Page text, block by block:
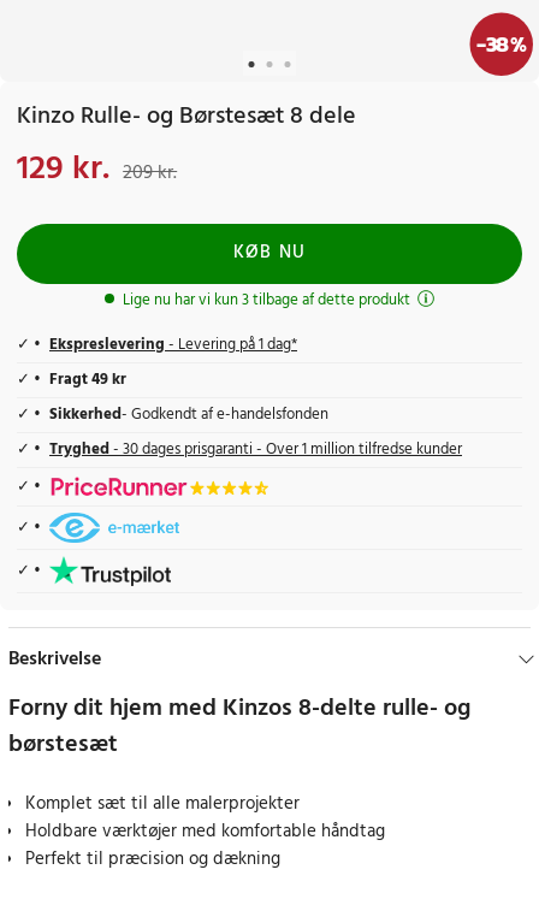
-38%
Kinzo Rulle- og Børstesæt 8 dele
Nuværende pris
129 kr. 209 kr.
KØB NU
Lige nu har vi kun 3 tilbage af dette produkt
Ekspreslevering- Levering på 1 dag*
Fragt 49 kr
Sikkerhed- Godkendt af e-handelsfonden
Tryghed- 30 dages prisgaranti - Over 1 million tilfredse kunder
Beskrivelse
Forny dit hjem med Kinzos 8-delte rulle- og
børstesæt
Komplet sæt til alle malerprojekter
Holdbare værktøjer med komfortable håndtag
Perfekt til præcision og dækning